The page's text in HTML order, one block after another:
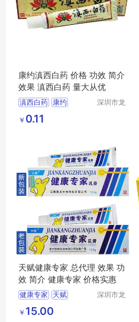
康约滇西白药 价格 功效 简介
效果 滇西白药 量大从优
滇西白药 康约
康约滇西白药
深圳市龙
￥ 0.11
天赋健康专家 总代理 效果 功
效 简介 健康专家 价格实惠
健康专家
天赋
天赋健康专家
深圳市龙
￥ 15.00